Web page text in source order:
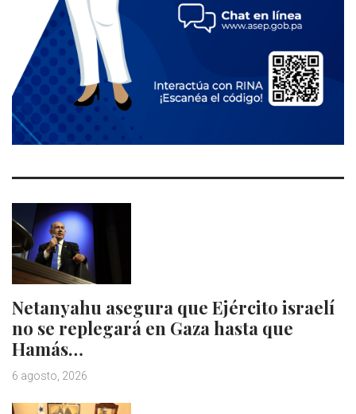
Netanyahu asegura que Ejército israelí
no se replegará en Gaza hasta que
Hamás…
6 agosto, 2026